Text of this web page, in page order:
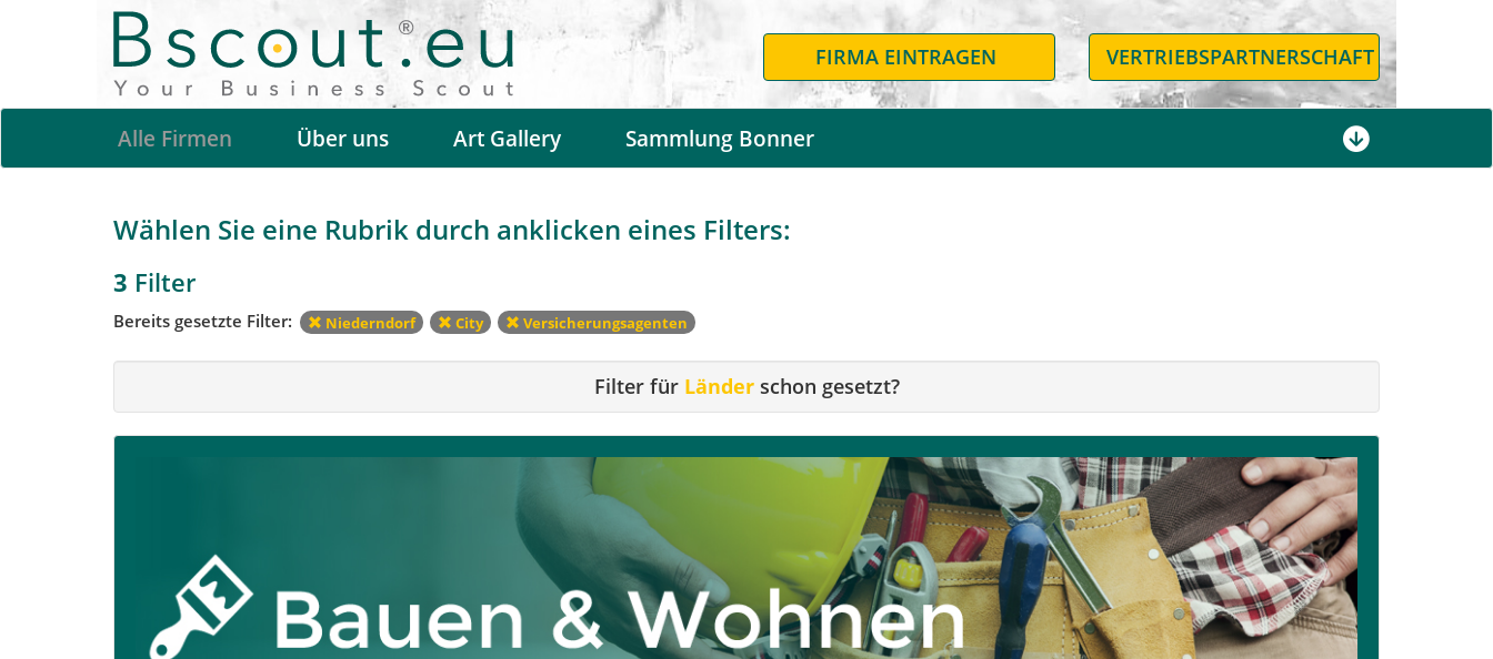
FIRMA EINTRAGEN VERTRIEBSPARTNERSCHAFT
Alle Firmen Über uns Art Gallery Sammlung Bonner
Wählen Sie eine Rubrik durch anklicken eines Filters:
3 Filter
Bereits gesetzte Filter: Niederndorf City Versicherungsagenten
Filter für Länderschon gesetzt?